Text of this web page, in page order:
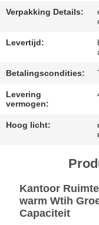
Verpakking Details:
Levertijd:
Betalingscondities:
Levering
vermogen:
Hoog licht:
Kantoor
warm Wtih
Capaciteit